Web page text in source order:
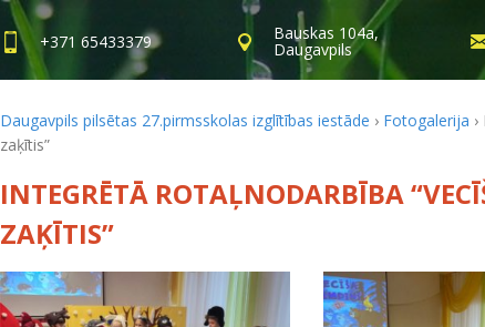
+371 65433379 Bauskas 104a,
Daugavpils
Daugavpils pilsētas 27.pirmsskolas izglītības iestāde › Fotogalerija ›
zaķītis”
INTEGRĒTĀ ROTAĻNODARBĪBA
ZAĶĪTIS”